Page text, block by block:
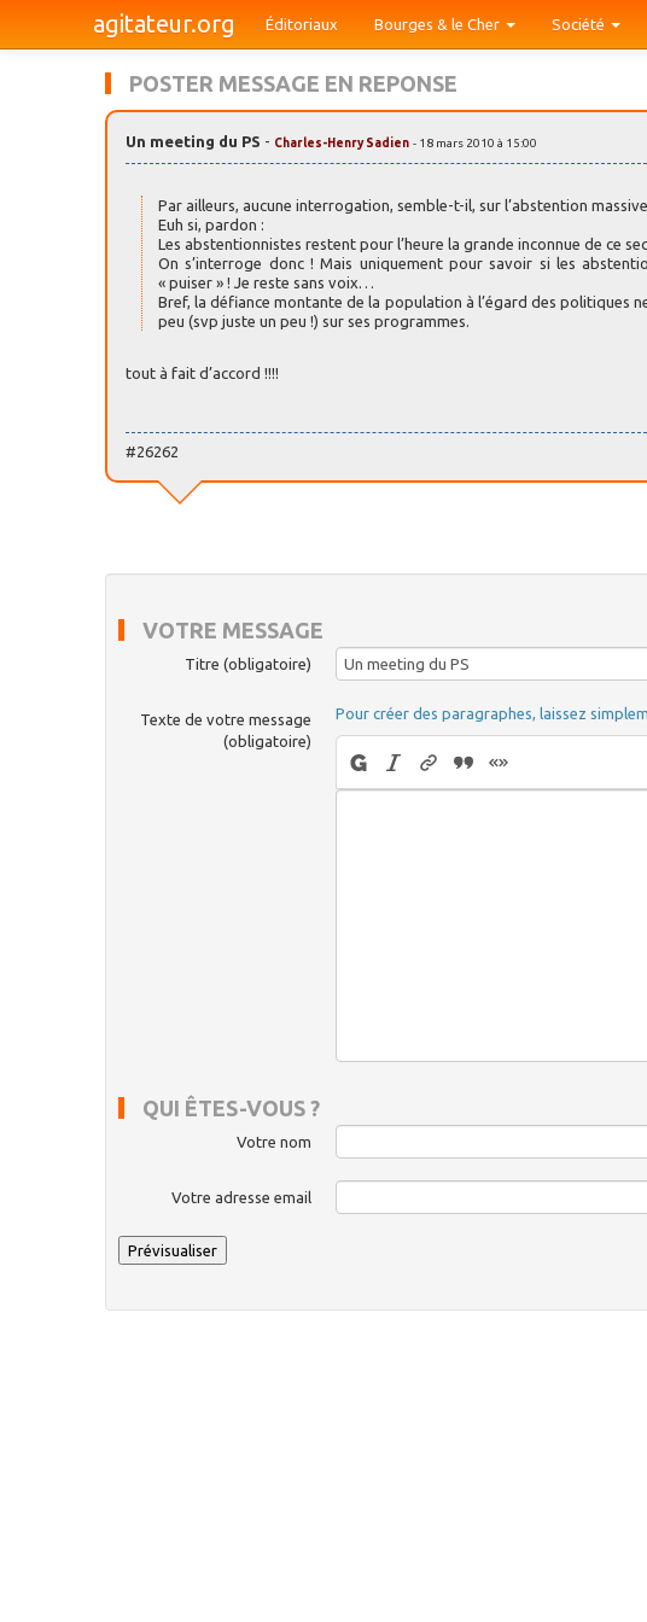
agitateur.org Éditoriaux Bourges & le Cher Société
POSTER MESSAGE EN REPONSE
Un meeting du PS - Charles-Henry Sadien - 18 mars 2010 à 15:00
Par ailleurs, aucune interrogation, semble-t-il, sur l’abstention
Euh si, pardon :
Les abstentionnistes restent pour l’heure la grande inconnue de ce
On s’interroge donc ! Mais uniquement pour savoir si les
« puiser » ! Je reste sans voix…
Bref, la défiance montante de la population à l’égard des politiques
peu (svp juste un peu !) sur ses programmes.
tout à fait d’accord !!!!
#26262
VOTRE MESSAGE
Titre (obligatoire)
Texte de votre message
(obligatoire)
Pour créer des paragraphes, laissez
QUI ÊTES-VOUS ?
Votre nom
Votre adresse email